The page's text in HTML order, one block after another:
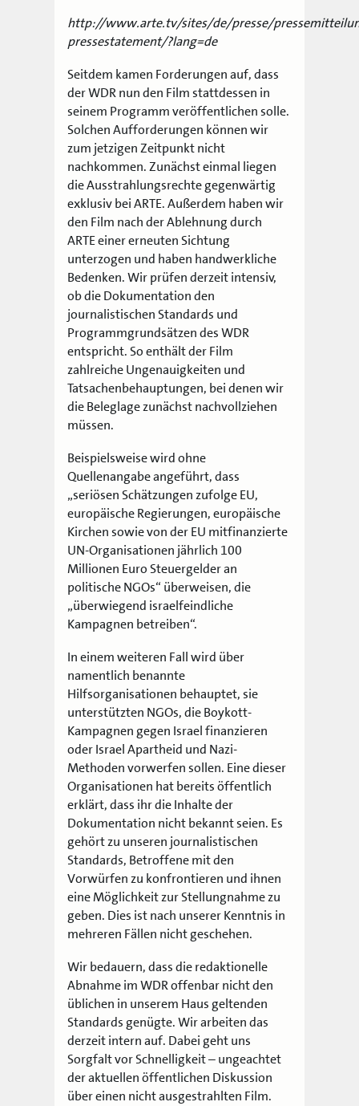
http://www.arte.tv/sites/de/presse/
pressestatement/?lang=de
Seitdem kamen Forderungen auf, dass
der WDR nun den Film stattdessen in
seinem Programm veröffentlichen solle.
Solchen Aufforderungen können wir
zum jetzigen Zeitpunkt nicht
nachkommen. Zunächst einmal liegen
die Ausstrahlungsrechte gegenwärtig
exklusiv bei ARTE. Außerdem haben wir
den Film nach der Ablehnung durch
ARTE einer erneuten Sichtung
unterzogen und haben handwerkliche
Bedenken. Wir prüfen derzeit intensiv,
ob die Dokumentation den
journalistischen Standards und
Programmgrundsätzen des WDR
entspricht. So enthält der Film
zahlreiche Ungenauigkeiten und
Tatsachenbehauptungen, bei denen wir
die Beleglage zunächst nachvollziehen
müssen.
Beispielsweise wird ohne
Quellenangabe angeführt, dass
„seriösen Schätzungen zufolge EU,
europäische Regierungen, europäische
Kirchen sowie von der EU mitfinanzierte
UN-Organisationen jährlich 100
Millionen Euro Steuergelder an
politische NGOs“ überweisen, die
„überwiegend israelfeindliche
Kampagnen betreiben“.
In einem weiteren Fall wird über
namentlich benannte
Hilfsorganisationen behauptet, sie
unterstützten NGOs, die Boykott-
Kampagnen gegen Israel finanzieren
oder Israel Apartheid und Nazi-
Methoden vorwerfen sollen. Eine dieser
Organisationen hat bereits öffentlich
erklärt, dass ihr die Inhalte der
Dokumentation nicht bekannt seien. Es
gehört zu unseren journalistischen
Standards, Betroffene mit den
Vorwürfen zu konfrontieren und ihnen
eine Möglichkeit zur Stellungnahme zu
geben. Dies ist nach unserer Kenntnis in
mehreren Fällen nicht geschehen.
Wir bedauern, dass die redaktionelle
Abnahme im WDR offenbar nicht den
üblichen in unserem Haus geltenden
Standards genügte. Wir arbeiten das
derzeit intern auf. Dabei geht uns
Sorgfalt vor Schnelligkeit – ungeachtet
der aktuellen öffentlichen Diskussion
über einen nicht ausgestrahlten Film.